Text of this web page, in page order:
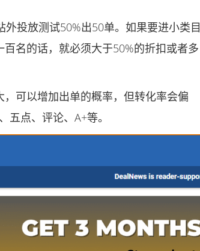
投放测试50%出50单。如果要进小类目
名的话，就必须大于50%的折扣或者多
可以增加出单的概率，但转化率会偏
点、评论、A+等。